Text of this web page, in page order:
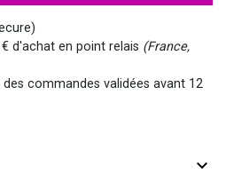
d'achat en point relais (France,
des commandes validées avant 12